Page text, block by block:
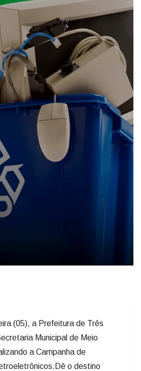
(05), a Prefeitura de Três
Municipal de Meio
a Campanha de
o destino